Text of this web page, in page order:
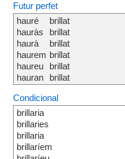
Futur perfet
hauré
hauràs
haurà
haurem
haureu
hauran
brillat
brillat
brillat
brillat
brillat
brillat
Condicional
brillaria
brillaries
brillaria
brillaríem